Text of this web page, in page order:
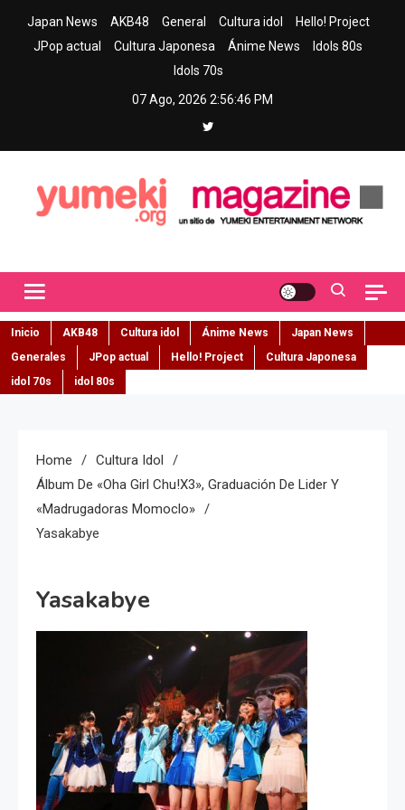
Japan News AKB48 General Cultura idol
Hello! Project
JPop actual
Cultura Japonesa Ánime News
Idols 80s
Idols 70s
07 Ago, 2026 2:56:47 PM
Inicio AKB48 Cultura idol Ánime News
Japan News
Generales
JPop actual Hello! Project
Cultura Japonesa
idol 70s
idol 80s
Home
Cultura Idol
Álbum De «Oha Girl Chu!x3», Graduación De Lider Y
«madrugadoras Momoclo»
Yasakabye
Yasakabye